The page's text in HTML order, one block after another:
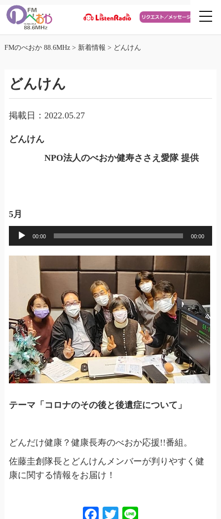
FMのべおか 88.6MHz> 新着情報 > どんけん
どんけん
掲載日：2022.05.27
どんけん
NPO法人のべおか健寿ささえ愛隊 提供
5月
声
00:00 00:00
テーマ「コロナのその後と後遺症について」
どんだけ健康？健康長寿のべおか応援!!番組。
佐藤圭創隊長とどんけんメンバーが判りやすく健
康に関する情報をお届け！
Facebook
Twitter